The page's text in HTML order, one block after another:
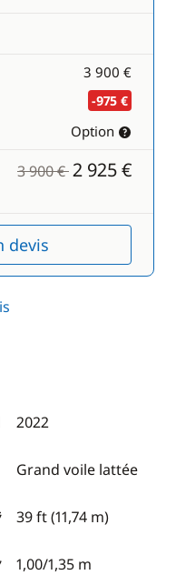
3 900 €
-975 €
Option
3 900 €2 925 €
devis
2022
Grand voile lattée
39 ft (11,74 m)
1,00/1,35 m
d'eau